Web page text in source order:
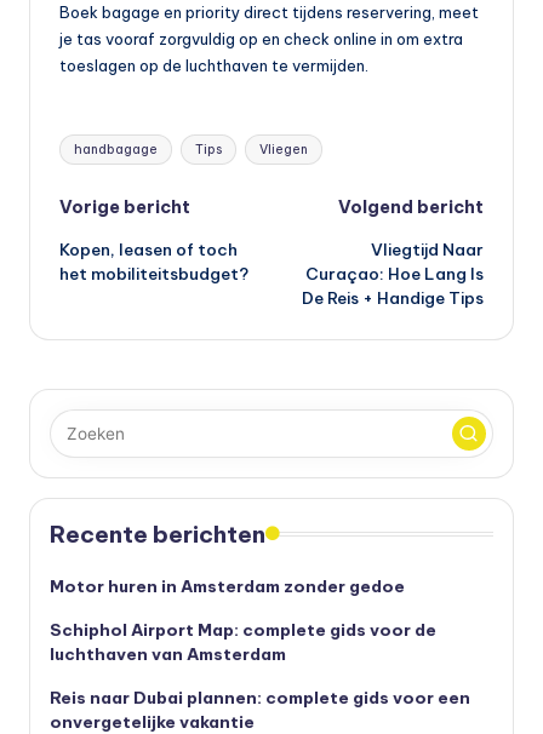
Boek bagage en priority direct tijdens reservering, meet
je tas vooraf zorgvuldig op en check online in om extra
toeslagen op de luchthaven te vermijden.
Tags:
handbagage Tips Vliegen
Bericht
navigatie
Vorige bericht
Kopen, leasen of toch
het mobiliteitsbudget?
Volgend bericht
Vliegtijd Naar
Curaçao: Hoe Lang Is
De Reis + Handige Tips
Recente berichten
Motor huren in Amsterdam zonder gedoe
Schiphol Airport Map: complete gids voor de
luchthaven van Amsterdam
Reis naar Dubai plannen: complete gids voor een
onvergetelijke vakantie